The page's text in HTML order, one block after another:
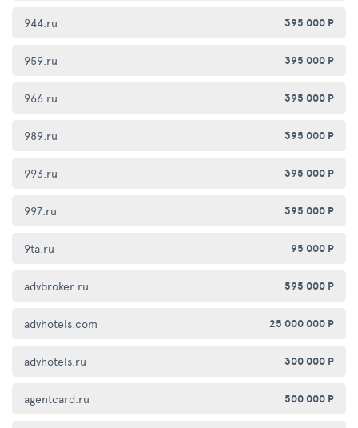
944.ru 395 000 Р
959.ru 395 000 Р
966.ru 395 000 Р
989.ru 395 000 Р
993.ru 395 000 Р
997.ru 395 000 Р
9ta.ru 95 000 Р
advbroker.ru 595 000 Р
advhotels.com 25 000 000 Р
advhotels.ru 300 000 Р
agentcard.ru 500 000 Р